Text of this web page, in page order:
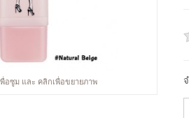
พื่อซูม และ คลิกเพื่อขยายภาพ